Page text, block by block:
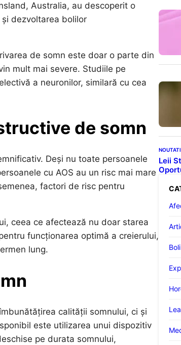
Australia, au descoperit o
dezvoltarea bolilor
de somn este doar o parte din
mult mai severe. Studiile pe
a neuronilor, similară cu cea
de somn
Deși nu toate persoanele
cu AOS au un risc mai mare
factori de risc pentru
ceea ce afectează nu doar starea
funcționarea optimă a creierului,
lung.
calității somnului, ci și
este utilizarea unui dispozitiv
pe durata somnului,
Leii